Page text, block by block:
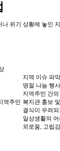
위기 상황에 놓인
역주민
지역 이슈 파
명절 나눔 행
지역주민 간
복지관 홍보
결식이 우려
일상생활의
외로움, 고립